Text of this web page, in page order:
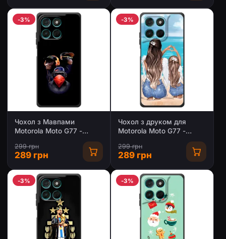
-3%
Чохол з Мавпами
Motorola Moto G77 -
299 грн
289 грн
-3%
Чохол з друком для
Motorola Moto G77 -
(AlphaPrint)
299 грн
289 грн
-3% -3%